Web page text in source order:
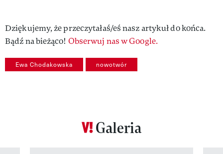
Dziękujemy, że przeczytałaś/eś nasz artykuł do końca.
Bądź na bieżąco! Obserwuj nas w Google.
Ewa Chodakowska nowotwór
Galeria